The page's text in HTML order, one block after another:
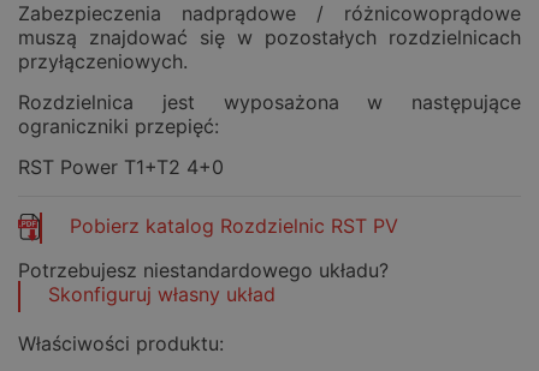
Zabezpieczenia nadprądowe / różnicowoprądowe
muszą znajdować się w pozostałych rozdzielnicach
przyłączeniowych.
Rozdzielnica jest wyposażona w następujące
ograniczniki przepięć:
RST Power T1+T2 4+0
Pobierz katalog Rozdzielnic RST PV
Potrzebujesz niestandardowego układu?
Skonfiguruj własny układ
Właściwości produktu: